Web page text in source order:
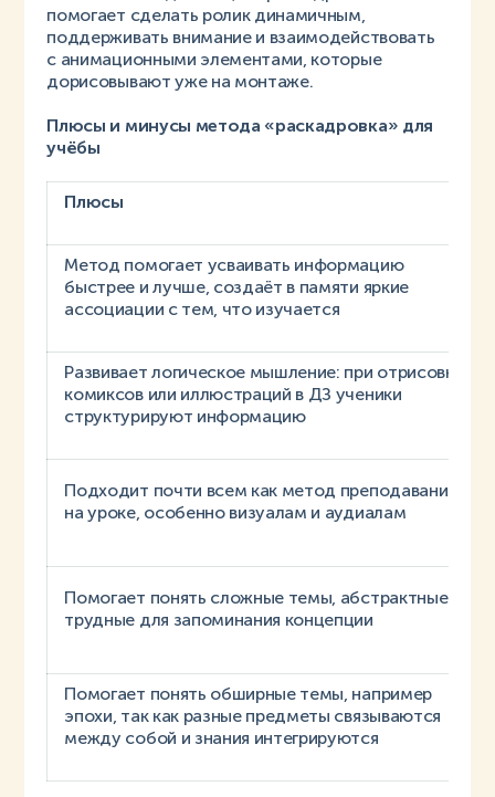
помогает сделать ролик динамичным,
поддерживать внимание и взаимодействовать
с анимационными элементами, которые
дорисовывают уже на монтаже.
Плюсы и минусы метода «раскадровка» для
учёбы
Плюсы
Метод помогает усваивать информацию
быстрее и лучше, создаёт в памяти яркие
ассоциации с тем, что изучается
Развивает логическое мышление: при отрисовке
комиксов или иллюстраций в ДЗ ученики
структурируют информацию
Подходит почти всем как метод преподавания
на уроке, особенно визуалам и аудиалам
Помогает понять сложные темы, абстрактные и
трудные для запоминания концепции
Помогает понять обширные темы, например
эпохи, так как разные предметы связываются
между собой и знания интегрируются